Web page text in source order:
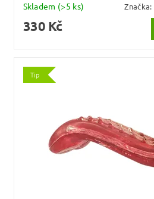
Skladem (>5 ks) Značka:
330 Kč
Tip